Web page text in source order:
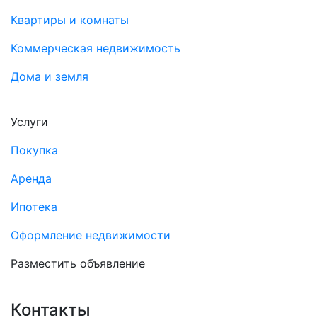
Квартиры и комнаты
Коммерческая недвижимость
Дома и земля
Услуги
Покупка
Аренда
Ипотека
Оформление недвижимости
Разместить объявление
Контакты